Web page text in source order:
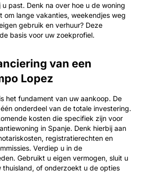
past. Denk na over hoe u de woning
om lange vakanties, weekendjes weg
gebruik en verhuur? Deze
basis voor uw zoekprofiel.
van een
Lopez
het fundament van uw aankoop. De
onderdeel van de totale investering.
kosten die specifiek zijn voor
in Spanje. Denk hierbij aan
registratierechten en
Verdiep u in de
Gebruikt u eigen vermogen, sluit u
thuisland, of onderzoekt u de opties